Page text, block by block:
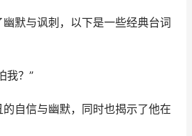
默与讽刺，以下是一些经典台词
我？”
自信与幽默，同时也揭示了他在